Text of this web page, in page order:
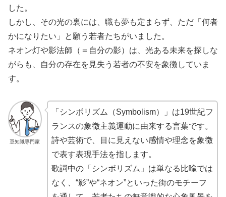
した。
しかし、その光の裏には、職も夢も定まらず、ただ「何者
かになりたい」と願う若者たちがいました。
ネオン灯や影法師（＝自分の影）は、光ある未来を探しな
がらも、自分の存在を見失う若者の不安を象徴していま
す。
豆知識専門家
「シンボリズム（Symbolism）」は19世紀フ
ランスの象徴主義運動に由来する言葉です。
詩や芸術で、目に見えない感情や理念を象徴
で表す表現手法を指します。
歌詞中の「シンボリズム」は単なる比喩では
なく、“影”や“ネオン”といった街のモチーフ